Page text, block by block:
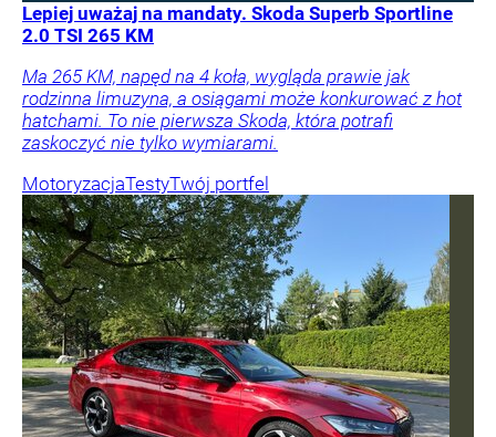
Lepiej uważaj na mandaty. Skoda Superb Sportline
2.0 TSI 265 KM
Ma 265 KM, napęd na 4 koła, wygląda prawie jak
rodzinna limuzyna, a osiągami może konkurować z hot
hatchami. To nie pierwsza Skoda, która potrafi
zaskoczyć nie tylko wymiarami.
MotoryzacjaTestyTwój portfel